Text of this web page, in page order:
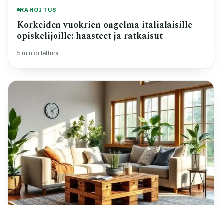
RAHOITUS
Korkeiden vuokrien ongelma italialaisille
opiskelijoille: haasteet ja ratkaisut
5 min di lettura